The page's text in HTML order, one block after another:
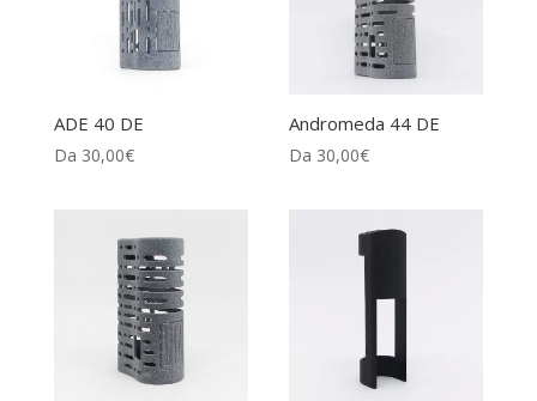
ADE 40 DE
Da 30,00€
Andromeda 44 DE
Da 30,00€